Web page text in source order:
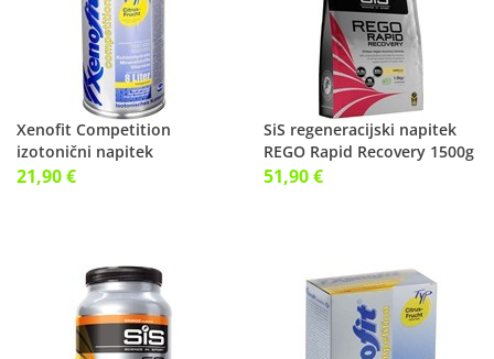
Xenofit Competition
izotonični napitek
672g(16x500ml) citrus
21,90 €
SiS regeneracijski napitek
REGO Rapid Recovery 1500g
vanilij
51,90 €